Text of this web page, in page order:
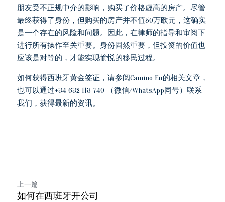
朋友受不正规中介的影响，购买了价格虚高的房产。尽管
最终获得了身份，但购买的房产并不值50万欧元，这确实
是一个存在的风险和问题。因此，在律师的指导和审阅下
进行所有操作至关重要。身份固然重要，但投资的价值也
应该是对等的，才能实现愉悦的移民过程。
如何获得西班牙黄金签证，请参阅Camino Eu的相关文章，
也可以通过+34 632 113 740 （微信/WhatsApp同号）联系
我们，获得最新的资讯。
上一篇
如何在西班牙开公司